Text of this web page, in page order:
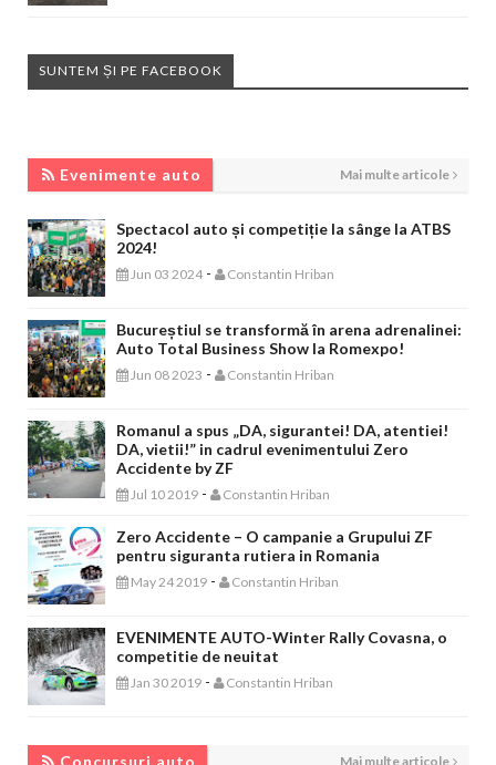
SUNTEM ȘI PE FACEBOOK
Evenimente auto Mai multe articole
Spectacol auto și competiție la sânge la ATBS
2024!
Jun 03 2024 - Constantin Hriban
Bucureștiul se transformă în arena adrenalinei:
Auto Total Business Show la Romexpo!
Jun 08 2023 - Constantin Hriban
Romanul a spus „DA, sigurantei! DA, atentiei!
DA, vietii!” in cadrul evenimentului Zero
Accidente by ZF
Jul 10 2019 - Constantin Hriban
Zero Accidente – O campanie a Grupului ZF
pentru siguranta rutiera in Romania
May 24 2019 - Constantin Hriban
EVENIMENTE AUTO-Winter Rally Covasna, o
competitie de neuitat
Jan 30 2019 - Constantin Hriban
Mai multe articole